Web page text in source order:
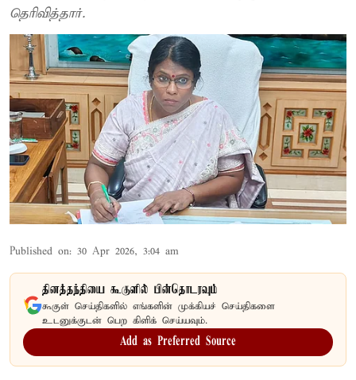
தெரிவித்தார்.
Published on: 30 Apr 2026, 3:04 am
தினத்தந்தியை கூகுளில் பின்தொடரவும்
கூகுள் செய்திகளில் எங்களின் முக்கியச் செய்திகளை
உடனுக்குடன் பெற கிளிக் செய்யவும்.
Add as Preferred Source